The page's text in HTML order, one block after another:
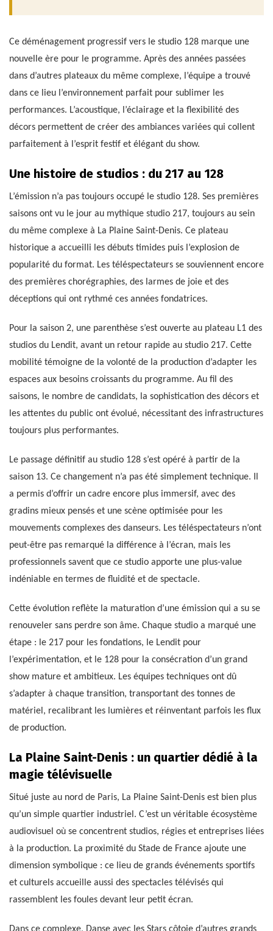
Ce déménagement progressif vers le studio 128 marque une
nouvelle ère pour le programme. Après des années passées
dans d’autres plateaux du même complexe, l’équipe a trouvé
dans ce lieu l’environnement parfait pour sublimer les
performances. L’acoustique, l’éclairage et la flexibilité des
décors permettent de créer des ambiances variées qui collent
parfaitement à l’esprit festif et élégant du show.
Une histoire de studios : du 217 au 128
L’émission n’a pas toujours occupé le studio 128. Ses premières
saisons ont vu le jour au mythique studio 217, toujours au sein
du même complexe à La Plaine Saint-Denis. Ce plateau
historique a accueilli les débuts timides puis l’explosion de
popularité du format. Les téléspectateurs se souviennent encore
des premières chorégraphies, des larmes de joie et des
déceptions qui ont rythmé ces années fondatrices.
Pour la saison 2, une parenthèse s’est ouverte au plateau L1 des
studios du Lendit, avant un retour rapide au studio 217. Cette
mobilité témoigne de la volonté de la production d’adapter les
espaces aux besoins croissants du programme. Au fil des
saisons, le nombre de candidats, la sophistication des décors et
les attentes du public ont évolué, nécessitant des infrastructures
toujours plus performantes.
Le passage définitif au studio 128 s’est opéré à partir de la
saison 13. Ce changement n’a pas été simplement technique. Il
a permis d’offrir un cadre encore plus immersif, avec des
gradins mieux pensés et une scène optimisée pour les
mouvements complexes des danseurs. Les téléspectateurs n’ont
peut-être pas remarqué la différence à l’écran, mais les
professionnels savent que ce studio apporte une plus-value
indéniable en termes de fluidité et de spectacle.
Cette évolution reflète la maturation d’une émission qui a su se
renouveler sans perdre son âme. Chaque studio a marqué une
étape : le 217 pour les fondations, le Lendit pour
l’expérimentation, et le 128 pour la consécration d’un grand
show mature et ambitieux. Les équipes techniques ont dû
s’adapter à chaque transition, transportant des tonnes de
matériel, recalibrant les lumières et réinventant parfois les flux
de production.
La Plaine Saint-Denis : un quartier dédié à la
magie télévisuelle
Situé juste au nord de Paris, La Plaine Saint-Denis est bien plus
qu’un simple quartier industriel. C’est un véritable écosystème
audiovisuel où se concentrent studios, régies et entreprises liées
à la production. La proximité du Stade de France ajoute une
dimension symbolique : ce lieu de grands événements sportifs
et culturels accueille aussi des spectacles télévisés qui
rassemblent les foules devant leur petit écran.
Dans ce complexe, Danse avec les Stars côtoie d’autres grands